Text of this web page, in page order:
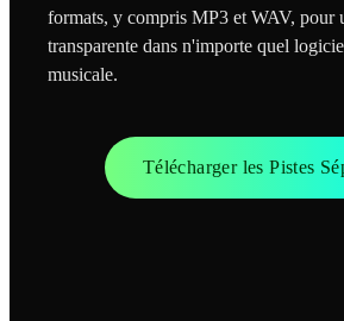
formats, y compris MP3 et WAV, pour
transparente dans n'importe quel
musicale.
Télécharger les Pistes